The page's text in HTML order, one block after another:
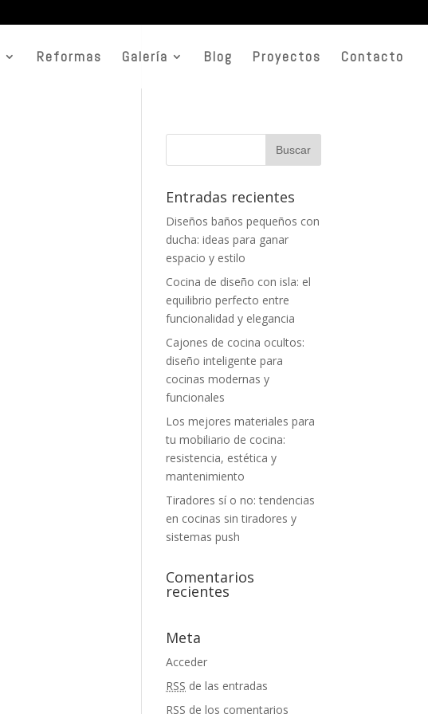
Reformas Galería Blog Proyectos Contacto
Entradas recientes
Diseños baños pequeños con
ducha: ideas para ganar
espacio y estilo
Cocina de diseño con isla: el
equilibrio perfecto entre
funcionalidad y elegancia
Cajones de cocina ocultos:
diseño inteligente para
cocinas modernas y
funcionales
Los mejores materiales para
tu mobiliario de cocina:
resistencia, estética y
mantenimiento
Tiradores sí o no: tendencias
en cocinas sin tiradores y
sistemas push
Comentarios
recientes
Meta
Acceder
RSS de las entradas
RSS de los comentarios